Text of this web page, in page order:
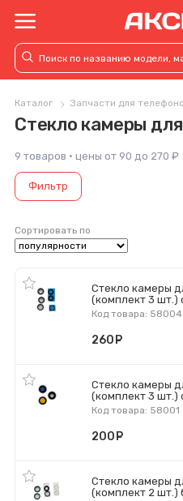
Каталог Запчасти для
Стекло камеры
9 товаров · цены от 90 до 270 ₽
Фильтр
Сортировать по
Стекло камеры
(комплект 3 шт.)
Код товара: 58004
260
Стекло камеры
(комплект 3 шт.)
Код товара: 58001
200
Стекло камеры
(комплект 2 шт.)